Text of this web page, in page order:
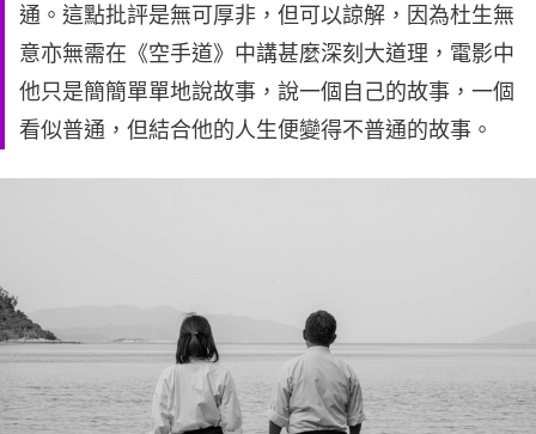
通。這點批評是無可厚非，但可以諒解，因為杜生無
意亦無需在《空手道》中講甚麼深刻大道理，電影中
他只是簡簡單單地說故事，說一個自己的故事，一個
看似普通，但結合他的人生便變得不普通的故事。